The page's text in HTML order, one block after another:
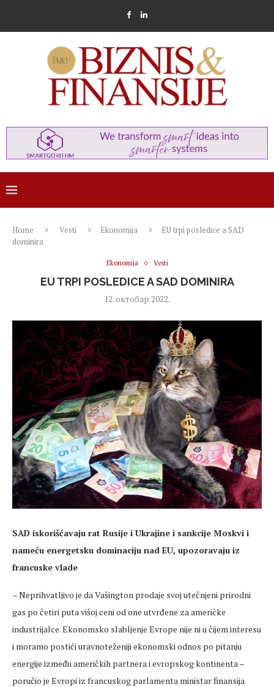
Home Vesti Ekonomija
EU trpi posledice a SAD
dominira
Ekonomija Vesti
EU TRPI POSLEDICE A SAD DOMINIRA
12. октобар 2022.
SAD iskorišćavaju rat Rusije i Ukrajine i sankcije Moskvi i
nameću energetsku dominaciju nad EU, upozoravaju iz
francuske vlade
– Neprihvatljivo je da Vašington prodaje svoj utečnjeni prirodni
gas po četiri puta višoj ceni od one utvrđene za američke
industrijalce. Ekonomsko slabljenje Evrope nije ni u čijem interesu
i moramo postići uravnoteženiji ekonomski odnos po pitanju
energije između američkih partnera i evropskog kontinenta –
poručio je Evropi iz francuskog parlamenta ministar finansija